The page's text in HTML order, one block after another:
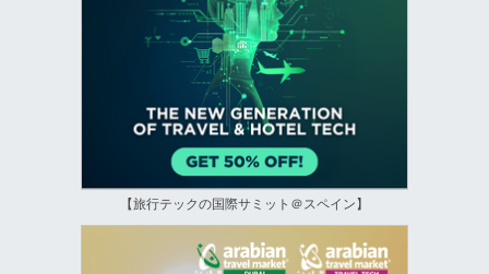
【旅行テックの国際サミット＠スペイン】